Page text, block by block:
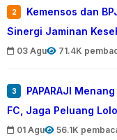
2
Kemensos dan
Sinergi Jaminan
03 Agu 71.4K
3
PAPARAJI
FC, Jaga Peluang
01 Agu 56.1K